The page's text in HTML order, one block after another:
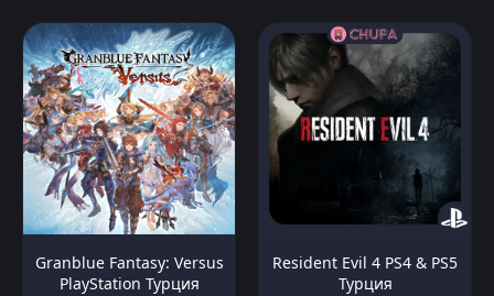
Granblue Fantasy: Versus
PlayStation Турция
Resident Evil 4 PS4 & PS5
Турция